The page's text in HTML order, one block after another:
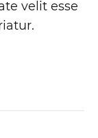
velit esse